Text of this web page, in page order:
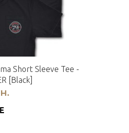
Short Sleeve Tee -
[Black]